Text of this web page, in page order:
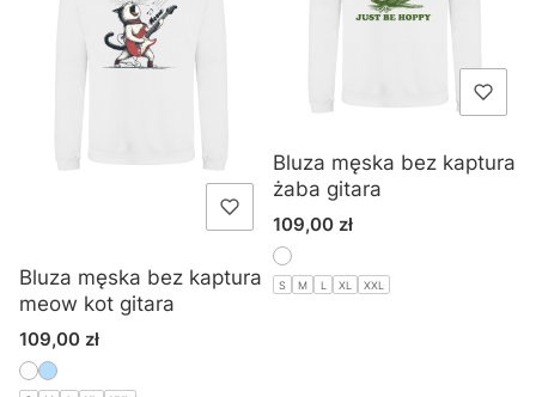
Bluza męska bez kaptura
meow kot gitara
Cena
109,00 zł
Bluza męska bez kaptura
żaba gitara
Cena
109,00 zł
S M L XL XXL